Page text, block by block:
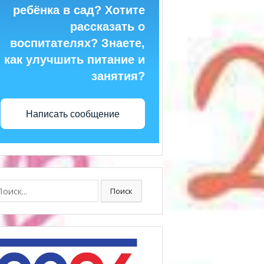
ребёнка в сад? Хотите
рассказать о
воспитателях? Знаете,
как улучшить питание и
занятия?
Написать сообщение
Поиск